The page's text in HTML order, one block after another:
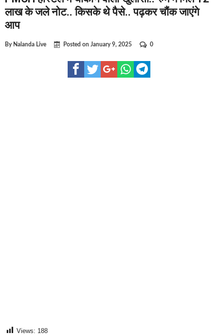
घूसखोर अफसरों पर एक्शन.. दो-दो अफसर घूस लेते गिरफ्तार
बिहार में एक और सिक्स लेन की मंजूरी.. जानिए किन-किन जिलों से गुजरेगा ?
साइबर ठगी गिरोह का भंडोफोड़.. 5 बदमाश गिरफ्तार.. कहीं आप भी तो नहीं
लाख के जले नोट.. किसके थे पैसे.. पढ़कर चौंक जाएंगे
आप
By Nalanda Live Posted on January 9, 2025 0
Views: 188